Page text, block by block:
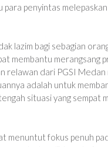
penyintas
lazim bagi sebagian
membantu merangsang
relawan dari PGSI
adalah untuk
situasi yang sempat
menuntut fokus penuh